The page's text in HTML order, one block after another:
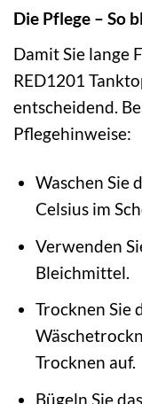
Die Pflege – So
Damit Sie lange
RED1201
entscheidend.
Pflegehinweise:
Waschen Sie
Celsius im
Verwenden
Bleichmittel.
Trocknen Sie
Trocknen auf.
Bügeln Sie